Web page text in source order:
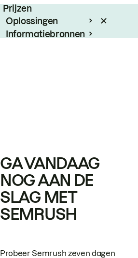
Prijzen
Oplossingen
Informatiebronnen
GA VANDAAG
NOG AAN DE
SLAG MET
SEMRUSH
Probeer Semrush zeven dagen